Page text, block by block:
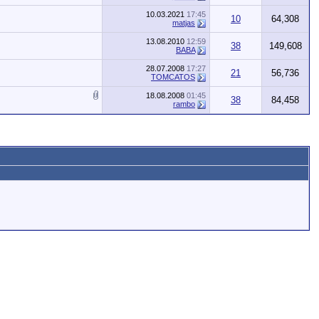
10.03.2021 17:45
matjas
10 64,308
13.08.2010 12:59
BABA
38 149,608
28.07.2008 17:27
TOMCATOS
21 56,736
18.08.2008 01:45
rambo
38 84,458